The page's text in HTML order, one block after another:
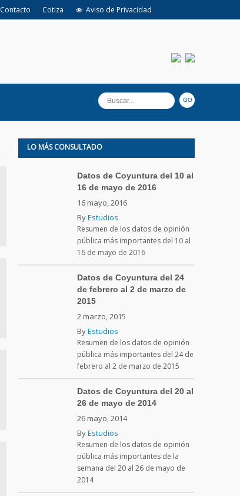
Contacto Cotiza Aviso de Privacidad
LO MÁS CONSULTADO
Datos de Coyuntura del 10 al
16 de mayo de 2016
16 mayo, 2016
ByEstudios
Resumen de los datos de opinión
pública más importantes del 10 al
16 de mayo de 2016
Datos de Coyuntura del 24
de febrero al 2 de marzo de
2015
2 marzo, 2015
ByEstudios
Resumen de los datos de opinión
pública más importantes del 24 de
febrero al 2 de marzo de 2015
Datos de Coyuntura del 20 al
26 de mayo de 2014
26 mayo, 2014
ByEstudios
Resumen de los datos de opinión
pública más importantes de la
semana del 20 al 26 de mayo de
2014